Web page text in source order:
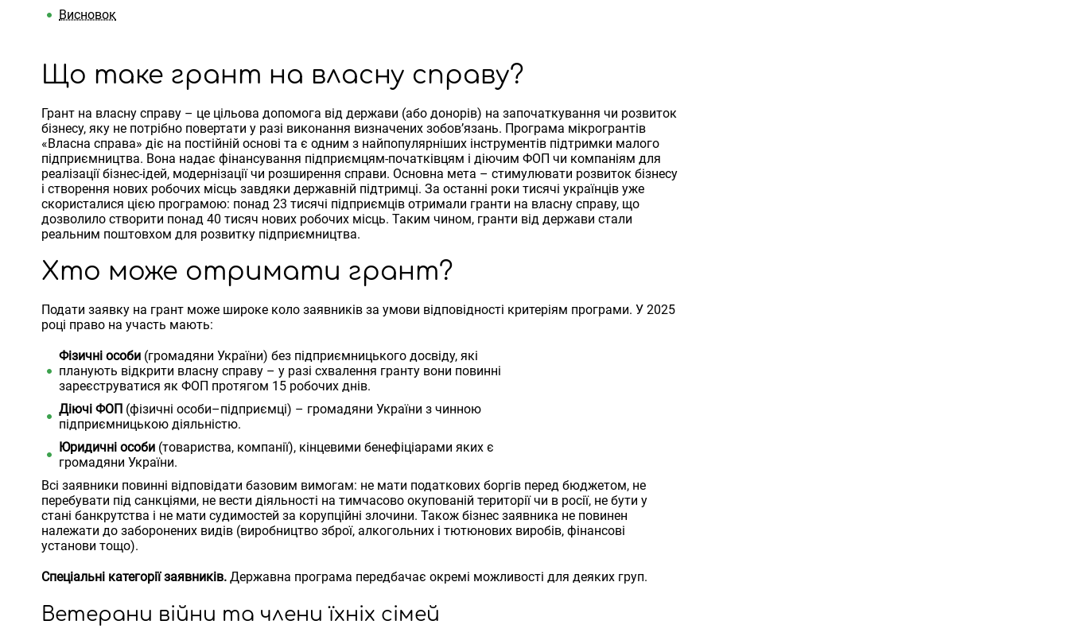
Висновок
Що таке грант на власну справу?
Грант на власну справу – це цільова допомога від держави (або донорів) на започаткування чи розвиток
бізнесу, яку не потрібно повертати у разі виконання визначених зобов’язань. Програма мікрогрантів
«Власна справа» діє на постійній основі та є одним з найпопулярніших інструментів підтримки малого
підприємництва. Вона надає фінансування підприємцям-початківцям і діючим ФОП чи компаніям для
реалізації бізнес-ідей, модернізації чи розширення справи. Основна мета – стимулювати розвиток бізнесу
і створення нових робочих місць завдяки державній підтримці. За останні роки тисячі українців уже
скористалися цією програмою: понад 23 тисячі підприємців отримали гранти на власну справу, що
дозволило створити понад 40 тисяч нових робочих місць. Таким чином, гранти від держави стали
реальним поштовхом для розвитку підприємництва.
Хто може отримати грант?
Подати заявку на грант може широке коло заявників за умови відповідності критеріям програми. У 2025
році право на участь мають:
Фізичні особи (громадяни України) без підприємницького досвіду, які
планують відкрити власну справу – у разі схвалення гранту вони повинні
зареєструватися як ФОП протягом 15 робочих днів.
Діючі ФОП (фізичні особи–підприємці) – громадяни України з чинною
підприємницькою діяльністю.
Юридичні особи (товариства, компанії), кінцевими бенефіціарами яких є
громадяни України.
Всі заявники повинні відповідати базовим вимогам: не мати податкових боргів перед бюджетом, не
перебувати під санкціями, не вести діяльності на тимчасово окупованій території чи в росії, не бути у
стані банкрутства і не мати судимостей за корупційні злочини. Також бізнес заявника не повинен
належати до заборонених видів (виробництво зброї, алкогольних і тютюнових виробів, фінансові
установи тощо).
Спеціальні категорії заявників. Державна програма передбачає окремі можливості для деяких груп.
Ветерани війни та члени їхніх сімей